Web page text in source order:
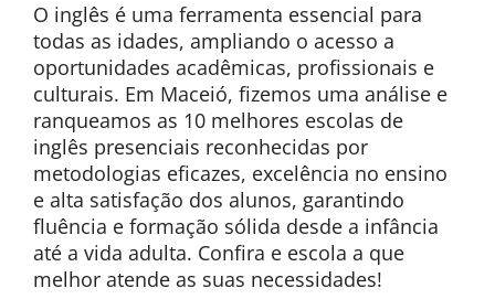
O inglês é uma ferramenta essencial para
todas as idades, ampliando o acesso a
oportunidades acadêmicas, profissionais e
culturais. Em Maceió, fizemos uma análise e
ranqueamos as 10 melhores escolas de
inglês presenciais reconhecidas por
metodologias eficazes, excelência no ensino
e alta satisfação dos alunos, garantindo
fluência e formação sólida desde a infância
até a vida adulta. Confira e escola a que
melhor atende as suas necessidades!